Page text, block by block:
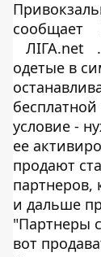
сообщает
ЛІГА.net
одетые в
условие -
ее
продают
партнеров,
и дальше
"Партнеры
вот